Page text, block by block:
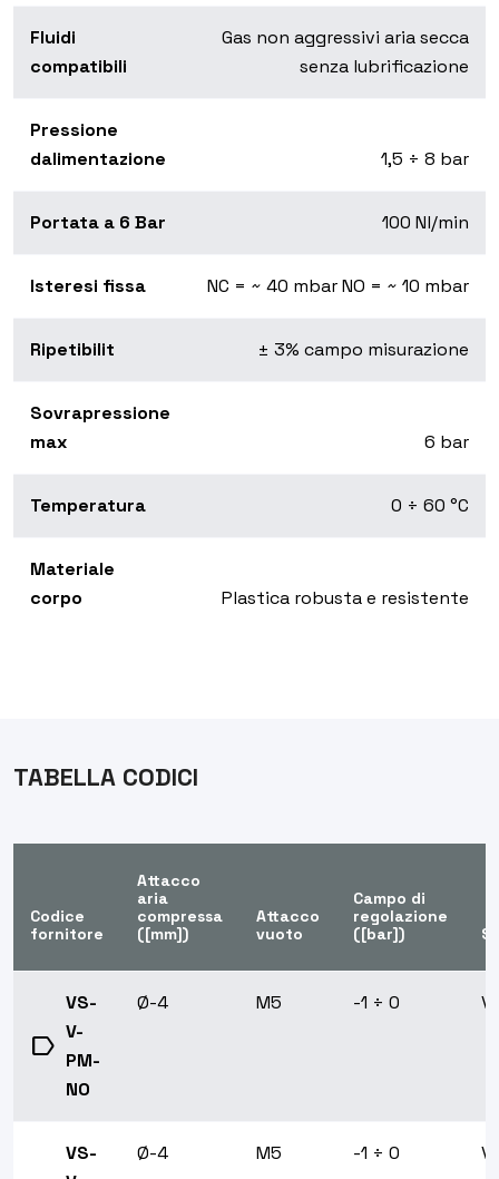
Fluidi
compatibili
Gas non aggressivi aria secca
senza lubrificazione
Pressione
dalimentazione
1,5 ÷ 8 bar
Portata a 6 Bar 100 Nl/min
Isteresi fissa NC = ~ 40 mbar NO = ~ 10 mbar
Ripetibilit ± 3% campo misurazione
Sovrapressione
max
6 bar
Temperatura 0 ÷ 60 °C
Materiale
corpo
Plastica robusta e resistente
TABELLA CODICI
Codice
fornitore
Attacco
aria
compressa
([mm])
Attacco
vuoto
Campo di
regolazione
([bar])
label
VS-
V-
PM-
NO
Ø-4 M5 -1 ÷ 0
VS-
Ø-4 M5 -1 ÷ 0